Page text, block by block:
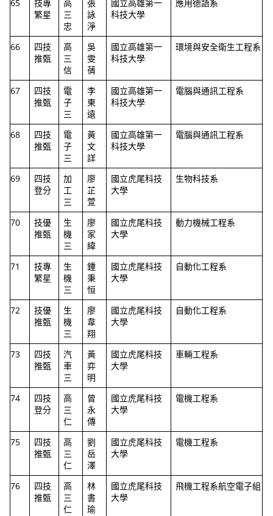
65
技專
繁星
高
三
忠
張
詠
淨
國立高雄第一
科技大學
應用德語系
66
四技
推甄
高
三
信
吳
雯
蒨
國立高雄第一
科技大學
環境與安全衛生工程系
67
四技
推甄
電
子
三
李
東
遠
國立高雄第一
科技大學
電腦與通訊工程系
68
四技
推甄
電
子
三
黃
文
詳
國立高雄第一
科技大學
電腦與通訊工程系
69
四技
登分
加
工
三
廖
芷
萱
國立虎尾科技
大學
生物科技系
70
技優
推甄
生
機
三
廖
家
緯
國立虎尾科技
大學
動力機械工程系
71
技專
繁星
生
機
三
鍾
秉
恒
國立虎尾科技
大學
自動化工程系
72
技優
推甄
生
機
三
廖
韋
翔
國立虎尾科技
大學
自動化工程系
73
四技
推甄
汽
車
三
黃
弈
明
國立虎尾科技
大學
車輛工程系
74
四技
登分
高
三
仁
曾
永
傳
國立虎尾科技
大學
電機工程系
75
四技
推甄
高
三
仁
劉
岳
澤
國立虎尾科技
大學
電機工程系
76
四技
推甄
高
三
仁
林
書
瑜
國立虎尾科技
大學
飛機工程系航空電子組